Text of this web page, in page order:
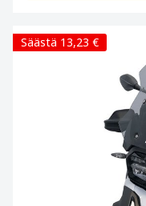
Säästä 13,23 €